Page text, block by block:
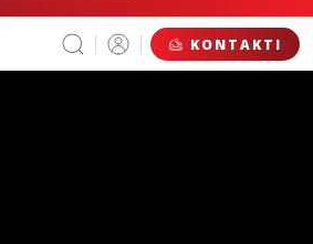
KONTAKTI